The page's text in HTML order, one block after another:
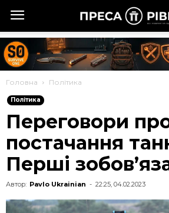
Головна Політика
Політика
Переговори
постачання
Перші
Автор: Pavlo Ukrainian - 22:25, 04.02.2023